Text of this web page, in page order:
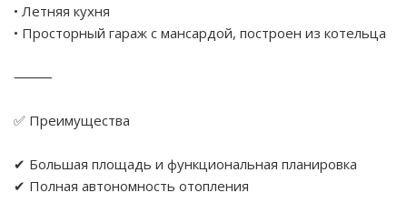
• Летняя кухня
• Просторный гараж с мансардой, построен из котельца
⸻
✅ Преимущества
✔ Большая площадь и функциональная планировка
✔ Полная автономность отопления